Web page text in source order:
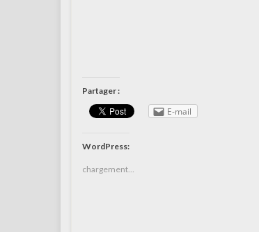
Partager :
E-mail
WordPress:
chargement…